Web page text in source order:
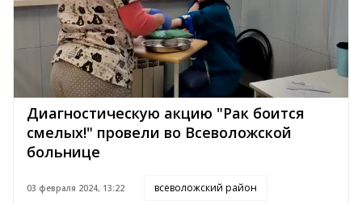
Диагностическую акцию "Рак боится
смелых!" провели во Всеволожской
больнице
03 февраля 2024, 13:22 всеволожский район